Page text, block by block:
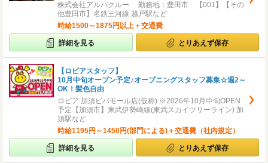
株式会社アルバクルー 勤務地：豊田市 【001】【その
他豊田市】名鉄三河線 越戸駅など
時給1500～1875円以上＋交通費
詳細を見る とりあえず保存
【ロピアスタッフ】
10月中旬オープン予定♪オープニングスタッフ募集☆週2～
OK！髪色自由
ロピア 加須ビバモール店(仮称) ※2026年10月中旬OPEN
予定【加須市】東武伊勢崎線(東武スカイツリーライン) 加
須駅など
時給1195円～1450円(部門による)＋交通費（社内規定）
詳細を見る とりあえず保存